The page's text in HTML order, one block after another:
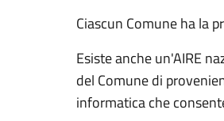
Ciascun Comune ha la
Esiste anche un'AIRE
del Comune di
informatica che